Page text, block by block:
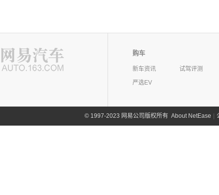
购车
新车资讯
试驾评测
严选EV
©1997-2023 网易公司版权所有 About NetEase